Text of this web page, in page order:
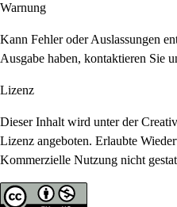
Warnung
Kann Fehler oder Auslassungen
Ausgabe haben, kontaktieren Sie
Lizenz
Dieser Inhalt wird unter der
Lizenz angeboten. Erlaubte
Kommerzielle Nutzung nicht